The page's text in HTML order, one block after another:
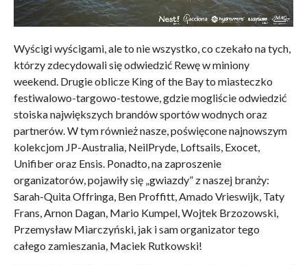
Wyścigi wyścigami, ale to nie wszystko, co czekało na tych,
którzy zdecydowali się odwiedzić Rewę w miniony
weekend. Drugie oblicze King of the Bay to miasteczko
festiwalowo-targowo-testowe, gdzie mogliście odwiedzić
stoiska największych brandów sportów wodnych oraz
partnerów. W tym również nasze, poświęcone najnowszym
kolekcjom JP-Australia, NeilPryde, Loftsails, Exocet,
Unifiber oraz Ensis. Ponadto, na zaproszenie
organizatorów, pojawiły się „gwiazdy” z naszej branży:
Sarah-Quita Offringa, Ben Proffitt, Amado Vrieswijk, Taty
Frans, Arnon Dagan, Mario Kumpel, Wojtek Brzozowski,
Przemysław Miarczyński, jak i sam organizator tego
całego zamieszania, Maciek Rutkowski!